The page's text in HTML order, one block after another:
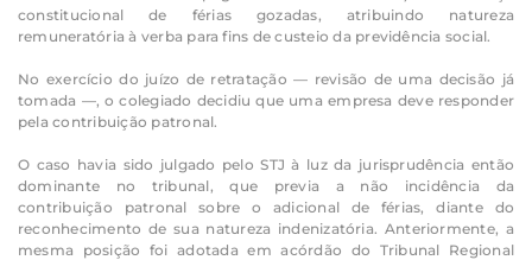
constitucional de férias gozadas, atribuindo natureza
remuneratória à verba para fins de custeio da previdência social.
No exercício do juízo de retratação — revisão de uma decisão já
tomada —, o colegiado decidiu que uma empresa deve responder
pela contribuição patronal.
O caso havia sido julgado pelo STJ à luz da jurisprudência então
dominante no tribunal, que previa a não incidência da
contribuição patronal sobre o adicional de férias, diante do
reconhecimento de sua natureza indenizatória. Anteriormente, a
mesma posição foi adotada em acórdão do Tribunal Regional